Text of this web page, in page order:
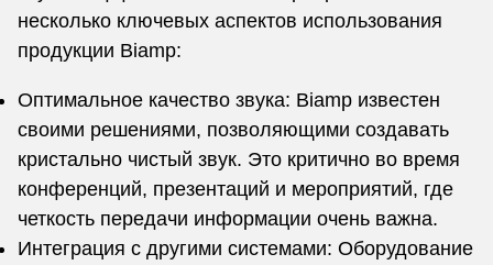
несколько ключевых аспектов использования
продукции Biamp:
Оптимальное качество звука: Biamp известен
своими решениями, позволяющими создавать
кристально чистый звук. Это критично во время
конференций, презентаций и мероприятий, где
четкость передачи информации очень важна.
Интеграция с другими системами: Оборудование